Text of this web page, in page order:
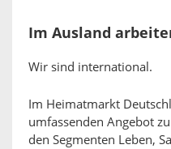
Im Ausland
Wir sind international.
Im Heimatmarkt
umfassenden Angebot
den Segmenten Leben,